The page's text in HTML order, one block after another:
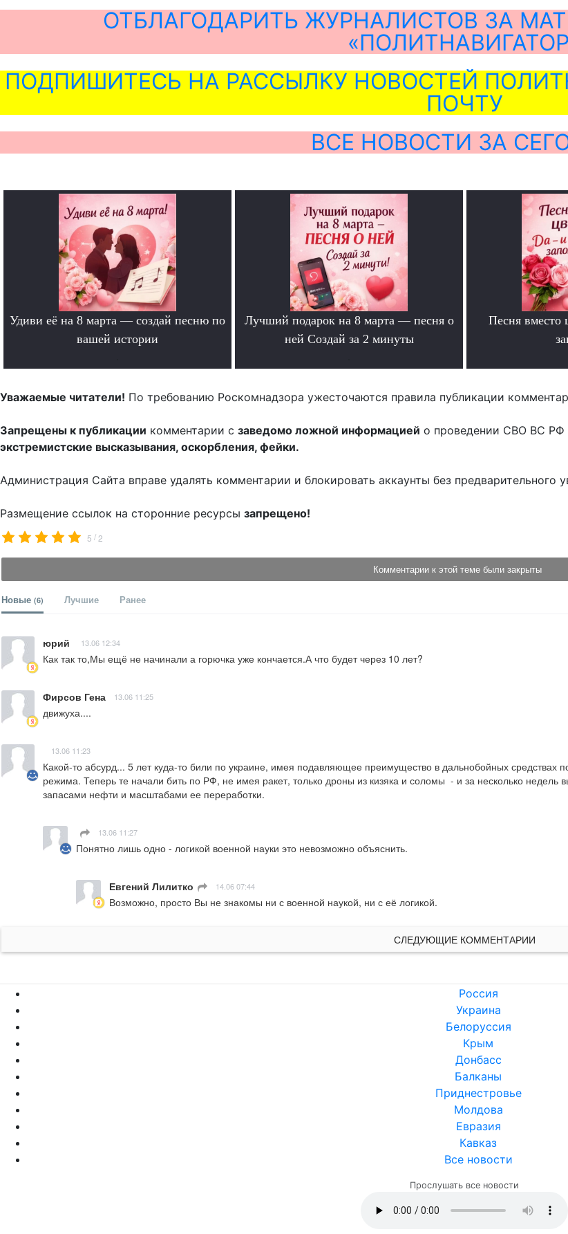
ОТБЛАГОДАРИТЬ ЖУРНАЛИСТОВ ЗА
ПОДПИШИТЕСЬ НА РАССЫЛКУ НОВОСТЕЙ
ПОЧТУ
ВСЕ НОВОСТИ ЗА
Удиви её на 8 марта — создай песню по
вашей истории
Лучший подарок на 8 марта — песня о
ней Создай за 2 минуты
Песня вместо
Уважаемые читатели! По требованию Роскомнадзора ужесточаются правила публикации
Запрещены к публикации комментарии с заведомо ложной информацией о проведении СВО ВС РФ
экстремистские высказывания, оскорбления, фейки.
Администрация Сайта вправе удалять комментарии и блокировать аккаунты без предварительного
Размещение ссылок на сторонние ресурсы запрещено!
5 /2
Комментарии к этой теме были закрыты
Новые (6) Лучшие Ранее
юрий 13.06 12:34
Как так то,Мы ещё не начинали а горючка уже кончается.А что будет через 10 лет?
Фирсов Гена 13.06 11:25
движуха....
13.06 11:23
Какой-то абсурд... 5 лет куда-то били по украине, имея подавляющее преимущество в дальнобойных средствах
режима. Теперь те начали бить по РФ, не имея ракет, только дроны из кизяка и соломы  - и за несколько
запасами нефти и масштабами ее переработки.
13.06 11:27
Понятно лишь одно - логикой военной науки это невозможно объяснить.
Евгений Лилитко 14.06 07:44
Возможно, просто Вы не знакомы ни с военной наукой, ни с её логикой.
СЛЕДУЮЩИЕ КОММЕНТАРИИ
Россия
Украина
Белоруссия
Крым
Донбасс
Балканы
Приднестровье
Молдова
Евразия
Кавказ
Все новости
Прослушать все новости